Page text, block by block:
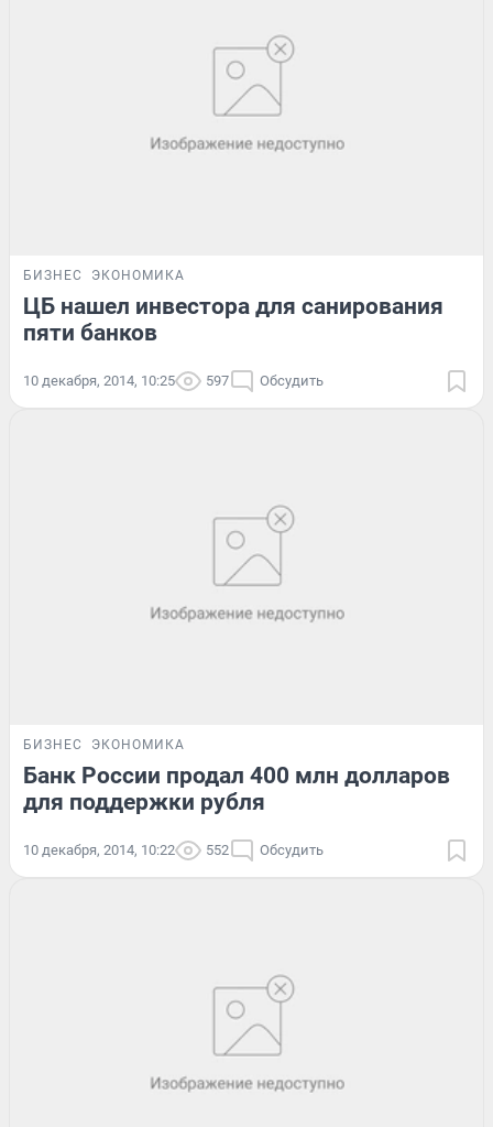
БИЗНЕС ЭКОНОМИКА
ЦБ нашел инвестора для санирования
пяти банков
10 декабря, 2014, 10:25 597 Обсудить
БИЗНЕС ЭКОНОМИКА
Банк России продал 400 млн долларов
для поддержки рубля
10 декабря, 2014, 10:22 552 Обсудить